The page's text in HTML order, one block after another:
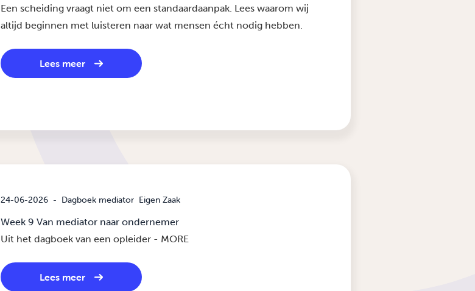
Een scheiding vraagt niet om een standaardaanpak. Lees waarom wij
altijd beginnen met luisteren naar wat mensen écht nodig hebben.
Lees meer
24-06-2026 - Dagboek mediator Eigen Zaak
Week 9 Van mediator naar ondernemer
Uit het dagboek van een opleider - MORE
Lees meer